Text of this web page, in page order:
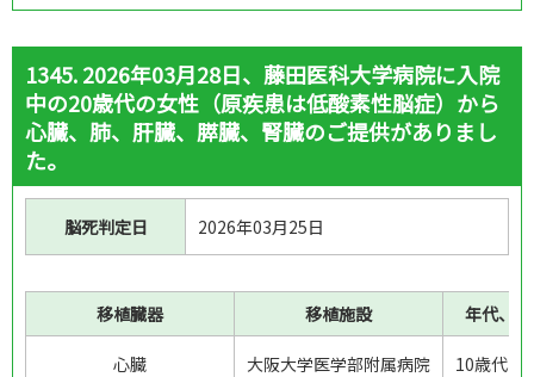
1345. 2026年03月28日、藤田医科大学病院に入院
中の20歳代の女性（原疾患は低酸素性脳症）から
心臓、肺、肝臓、膵臓、腎臓のご提供がありまし
た。
脳死判定日 2026年03月25日
移植臓器 移植施設 年代、
心臓 大阪大学医学部附属病院 10歳代、